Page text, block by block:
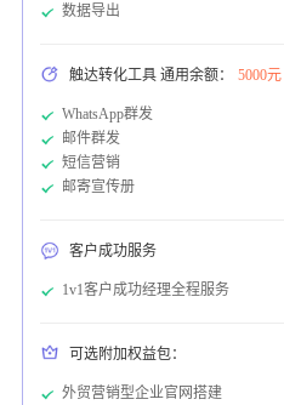
数据导出
触达转化工具 通用余额： 5000元
WhatsApp群发
邮件群发
短信营销
邮寄宣传册
客户成功服务
1v1客户成功经理全程服务
可选附加权益包：
外贸营销型企业官网搭建